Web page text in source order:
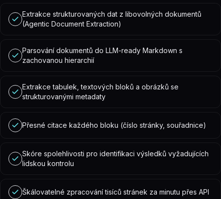
Extrakce strukturovaných dat z libovolných dokumentů
(Agentic Document Extraction)
Parsování dokumentů do LLM-ready Markdown s
zachovanou hierarchií
Extrakce tabulek, textových bloků a obrázků se
strukturovanými metadaty
Přesné citace každého bloku (číslo stránky, souřadnice)
Skóre spolehlivosti pro identifikaci výsledků vyžadujících
lidskou kontrolu
Škálovatelné zpracování tisíců stránek za minutu přes API